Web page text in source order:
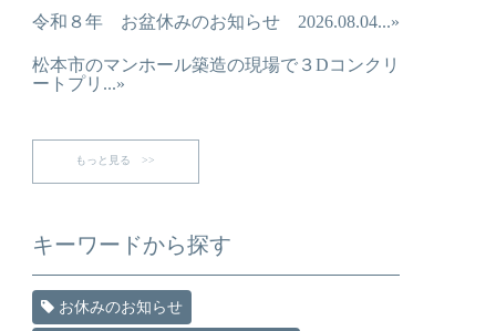
令和８年 お盆休みのお知らせ 2026.08.04...»
松本市のマンホール築造の現場で３Dコンクリ
ートプリ...»
もっと見る >>
キーワードから探す
お休みのお知らせ